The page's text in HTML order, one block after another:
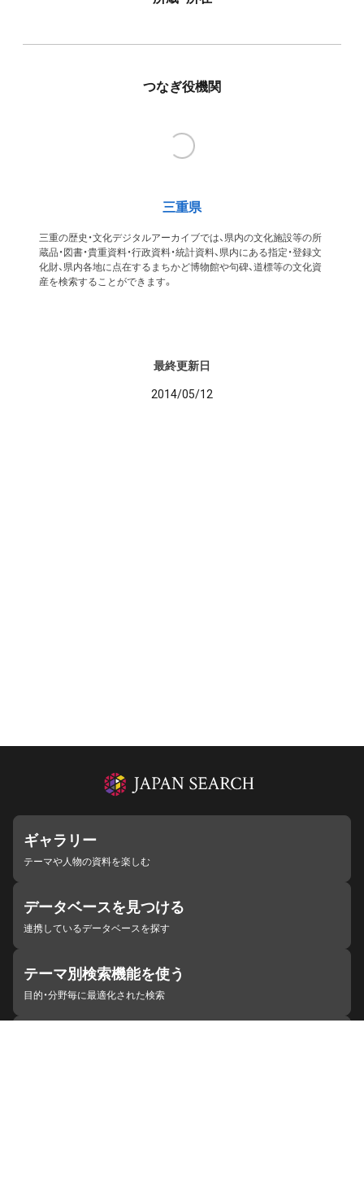
つなぎ役機関
三重県
三重の歴史・文化デジタルアーカイブでは、県内の文化施設等の所
蔵品・図書・貴重資料・行政資料・統計資料、県内にある指定・登録文
化財、県内各地に点在するまちかど博物館や句碑、道標等の文化資
産を検索することができます。
最終更新日
2014/05/12
ギャラリー
テーマや人物の資料を楽しむ
データベースを見つける
連携しているデータベースを探す
テーマ別検索機能を使う
目的・分野毎に最適化された検索